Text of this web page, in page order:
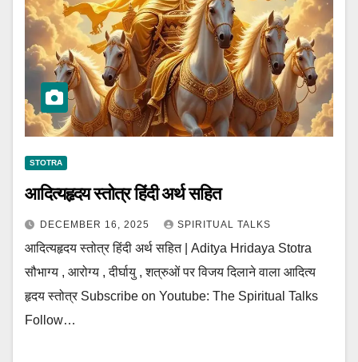
STOTRA
आदित्यहृदय स्तोत्र हिंदी अर्थ सहित
DECEMBER 16, 2025 SPIRITUAL TALKS
आदित्यहृदय स्तोत्र हिंदी अर्थ सहित | Aditya Hridaya Stotra
सौभाग्य , आरोग्य , दीर्घायु , शत्रुओं पर विजय दिलाने वाला आदित्य
हृदय स्तोत्र Subscribe on Youtube: The Spiritual Talks
Follow…